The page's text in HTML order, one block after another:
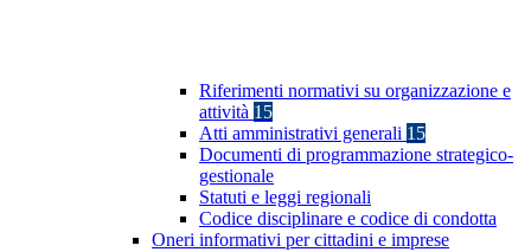
Riferimenti normativi su organizzazione e
attività 15
Atti amministrativi generali 15
Documenti di programmazione strategico-
gestionale
Statuti e leggi regionali
Codice disciplinare e codice di condotta
Oneri informativi per cittadini e imprese